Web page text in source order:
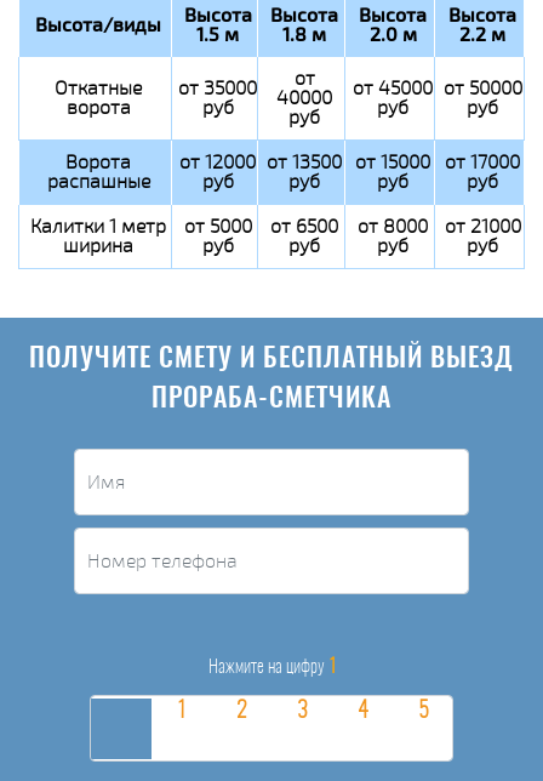
Высота/виды Высота
1.5 м
Высота
1.8 м
Высота
2.0 м
Высота
2.2 м
Откатные
ворота
от 35000
руб
от
40000
руб
от 45000
руб
от 50000
руб
Ворота
распашные
от 12000
руб
от 13500
руб
от 15000
руб
от 17000
руб
Калитки 1 метр
ширина
от 5000
руб
от 6500
руб
от 8000
руб
от 21000
руб
ПОЛУЧИТЕ СМЕТУ И БЕСПЛАТНЫЙ ВЫЕЗД
ПРОРАБА-СМЕТЧИКА
Нажмите на цифру 1